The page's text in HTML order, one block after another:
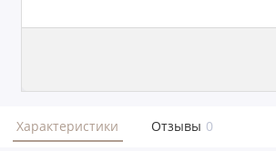
Характеристики Отзывы 0